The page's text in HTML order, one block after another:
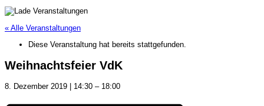
« Alle Veranstaltungen
Diese Veranstaltung hat bereits stattgefunden.
Weihnachtsfeier VdK
8. Dezember 2019 | 14:30 – 18:00